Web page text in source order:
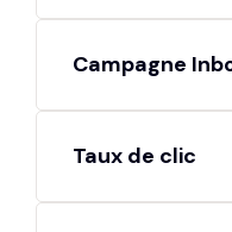
Campagne
Taux de clic